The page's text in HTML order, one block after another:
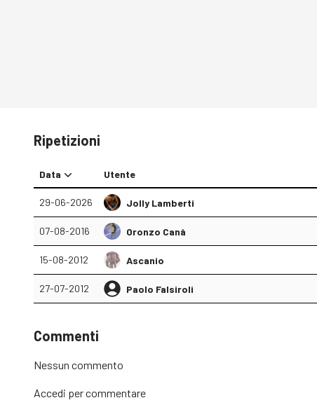
Ripetizioni
Data Utente
29-06-2026 Jolly Lamberti
07-08-2016 Oronzo Canà
15-08-2012 Ascanio
27-07-2012 Paolo Falsiroli
Commenti
Nessun commento
Accedi per commentare